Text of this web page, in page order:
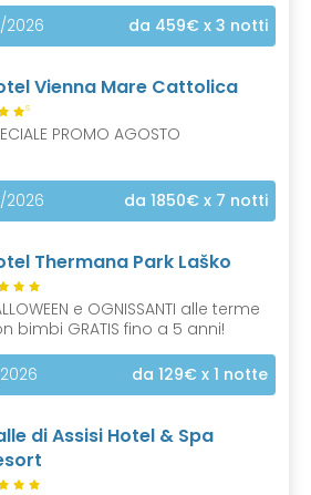
2026
da 459€ x 3 notti
Vienna Mare Cattolica
S
PROMO AGOSTO
2026 da 1850€ x 7 notti
Thermana Park Laško
e OGNISSANTI alle terme
bimbi GRATIS fino a 5 anni!
da 129€ x 1 notte
di Assisi Hotel & Spa